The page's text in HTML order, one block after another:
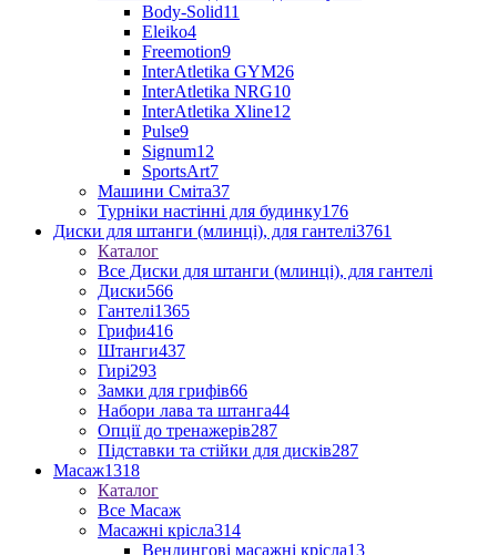
Body-Solid11
Eleiko4
Freemotion9
InterAtletika GYM26
InterAtletika NRG10
InterAtletika Xline12
Pulse9
Signum12
SportsArt7
Машини Сміта37
Турніки настінні для будинку176
Диски для штанги (млинці), для гантелі3761
Каталог
Все Диски для штанги (млинці), для гантелі
Диски566
Гантелі1365
Грифи416
Штанги437
Гирі293
Замки для грифів66
Набори лава та штанга44
Опції до тренажерів287
Підставки та стійки для дисків287
Масаж1318
Каталог
Все Масаж
Масажні крісла314
Вендингові масажні крісла13